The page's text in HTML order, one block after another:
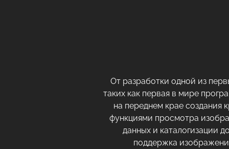
От разработки одной из
таких как первая в мире
на переднем крае создания
функциями просмотра
данных и каталогизации
поддержка